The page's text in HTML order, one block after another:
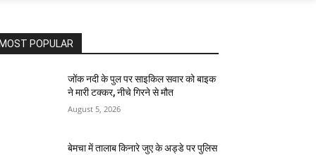
MOST POPULAR
जोंक नदी के पुल पर साइकिल सवार को बाइक
ने मारी टक्कर, नीचे गिरने से मौत
August 5, 2026
बेमचा में तालाब किनारे जुए के अड्डे पर पुलिस